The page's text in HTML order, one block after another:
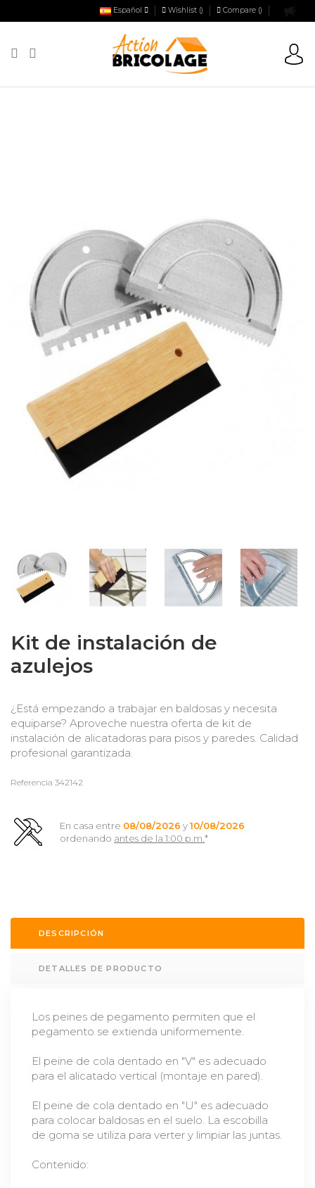
Español Wishlist () Compare ()
Kit de instalación de
azulejos
¿Está empezando a trabajar en baldosas y necesita
equiparse? Aproveche nuestra oferta de kit de
instalación de alicatadoras para pisos y paredes. Calidad
profesional garantizada.
Referencia 342142
En casa entre 08/08/2026 y10/08/2026
ordenando antes de la 1:00 p.m.*
DESCRIPCIÓN
DETALLES DE PRODUCTO
Los peines de pegamento permiten que el
pegamento se extienda uniformemente.
El peine de cola dentado en "V" es adecuado
para el alicatado vertical (montaje en pared).
El peine de cola dentado en "U" es adecuado
para colocar baldosas en el suelo. La escobilla
de goma se utiliza para verter y limpiar las juntas.
Contenido: